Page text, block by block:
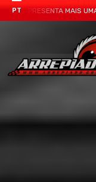
PT
APRESENTA MAIS UMA